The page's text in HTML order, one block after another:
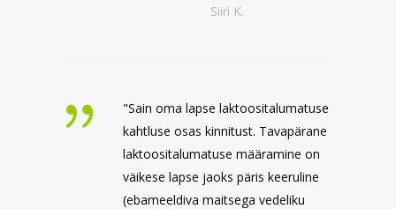
Siiri K.
"Sain oma lapse laktoositalumatuse
kahtluse osas kinnitust. Tavapärane
laktoositalumatuse määramine on
väikese lapse jaoks päris keeruline
(ebameeldiva maitsega vedeliku